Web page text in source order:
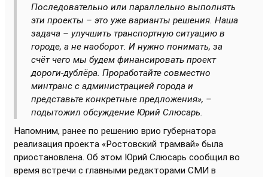
Последовательно или параллельно выполнять
эти проекты – это уже варианты решения. Наша
задача – улучшить транспортную ситуацию в
городе, а не наоборот. И нужно понимать, за
счёт чего мы будем финансировать проект
дороги-дублёра. Проработайте совместно
минтранс с администрацией города и
представьте конкретные предложения», –
подытожил обсуждение Юрий Слюсарь.
Напомним, ранее по решению врио губернатора
реализация проекта «Ростовский трамвай» была
приостановлена. Об этом Юрий Слюсарь сообщил во
время встречи с главными редакторами СМИ в